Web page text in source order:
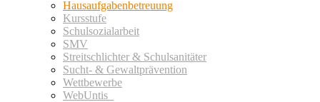
Hausaufgabenbetreuung
Kursstufe
Schulsozialarbeit
SMV
Streitschlichter & Schulsanitäter
Sucht- & Gewaltprävention
Wettbewerbe
WebUntis_